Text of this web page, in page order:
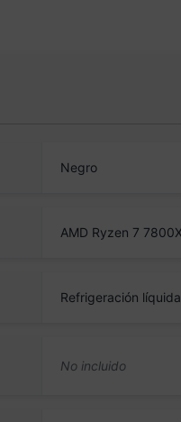
Negro
AMD Ryzen 7
Refrigeración